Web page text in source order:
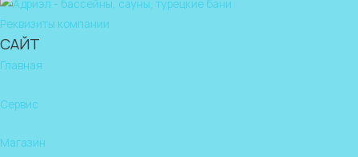
Реквизиты компании
САЙТ
Главная
Сервис
Магазин